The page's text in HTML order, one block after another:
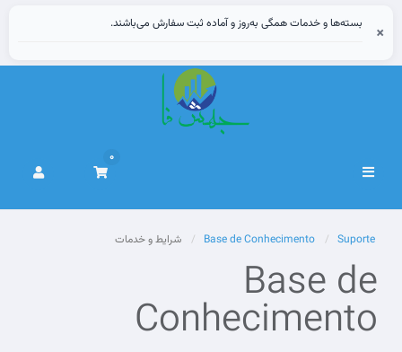
بسته‌ها و خدمات همگی به‌روز و آماده ثبت سفارش می‌باشند. ×
Alternar
0
Suporte
Base de Conhecimento شرایط و خدمات
Base de
Conhecimento